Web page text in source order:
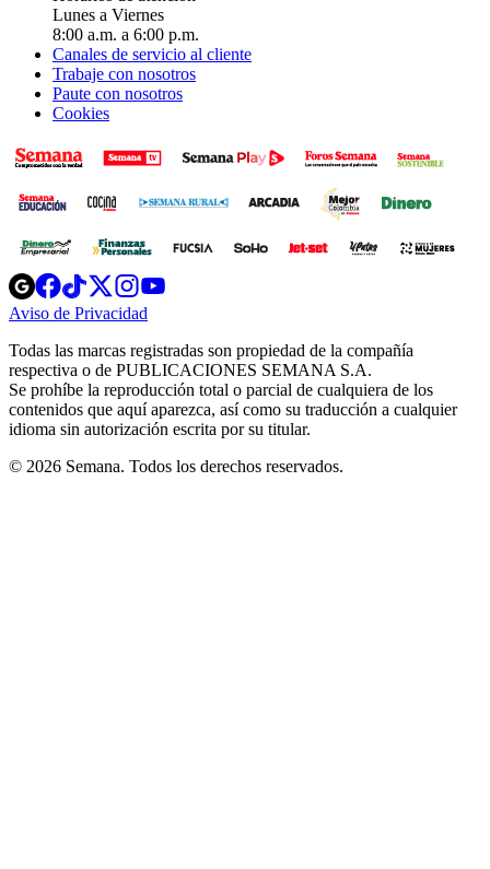
Lunes a Viernes
8:00 a.m. a 6:00 p.m.
Canales de servicio al cliente
Trabaje con nosotros
Paute con nosotros
Cookies
Opens
in
new
Opens
in
new
Opens
in
new
window
Opens
new
windowwindow
Aviso de Privacidad
new
window
Todas las marcas registradas son propiedad de la compañía
respectiva o de PUBLICACIONES SEMANA S.A.
Se prohíbe la reproducción total o parcial de cualquiera de los
contenidos que aquí aparezca, así como su traducción a cualquier
idioma sin autorización escrita por su titular.
© 2026 Semana. Todos los derechos reservados.